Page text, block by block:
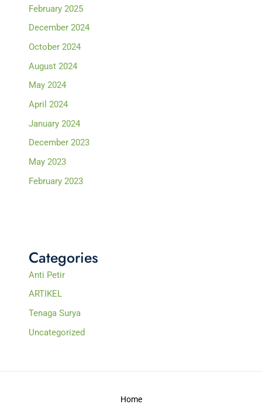
February 2025
December 2024
October 2024
August 2024
May 2024
April 2024
January 2024
December 2023
May 2023
February 2023
Categories
Anti Petir
ARTIKEL
Tenaga Surya
Uncategorized
Home